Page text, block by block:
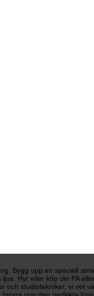
Bygg upp en speciell
Hyr eller köp din PA
och studiotekniker, vi vet